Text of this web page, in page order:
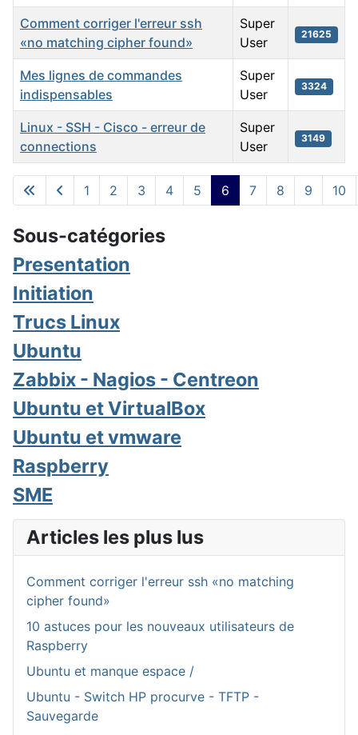
Liste des articles
Comment corriger l'erreur ssh
«no matching cipher found»
Super
User
21625
Mes lignes de commandes
indispensables
Super
User
3324
Linux - SSH - Cisco - erreur de
connections
Super
User
3149
Page 6 sur 23
1 2 3 4 5 6 7 8 9 10
Sous-catégories
Presentation
Initiation
Trucs Linux
Ubuntu
Zabbix - Nagios - Centreon
Ubuntu et VirtualBox
Ubuntu et vmware
Raspberry
SME
Articles les plus lus
Comment corriger l'erreur ssh «no matching
cipher found»
10 astuces pour les nouveaux utilisateurs de
Raspberry
Ubuntu et manque espace /
Ubuntu - Switch HP procurve - TFTP -
Sauvegarde